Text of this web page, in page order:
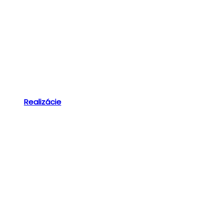
Realizácie